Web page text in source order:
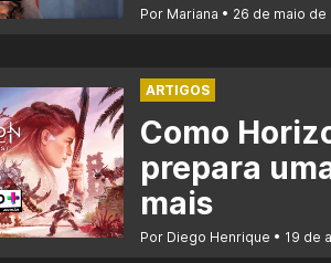
Por Mariana 26 de maio de
ARTIGOS
Como
prepara
mais
Por Diego Henrique 19 de